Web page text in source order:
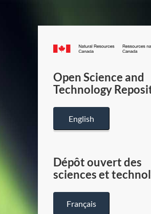
Canada.ca
Open Science and
Technology
English
Dépôt ouvert des
sciences et
Français